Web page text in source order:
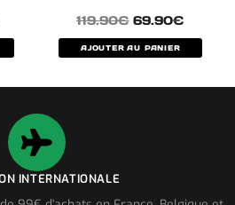
119.90€ 69.90€
AJOUTER AU PANIER
INTERNATIONALE